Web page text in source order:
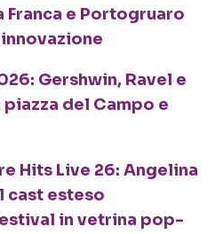
Franca e Portogruaro
Gershwin, Ravel e
del Campo e
Hits Live 26: Angelina
cast esteso
in vetrina pop-